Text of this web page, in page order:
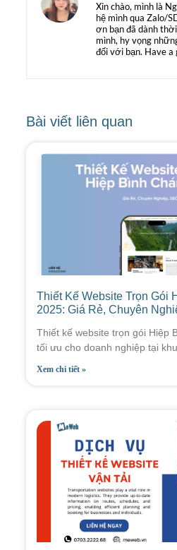
Xin chào, mình là
hệ mình qua Zalo/
ơn bạn đã dành
mình, hy vọng
đối với bạn. Have a
Bài viết liên quan
Thiết Kế Website Trọn Gói
2025: Giá Rẻ, Chuyên
Thiết kế website trọn gói Hiệp
tối ưu cho doanh nghiệp tại
Xem chi tiết »